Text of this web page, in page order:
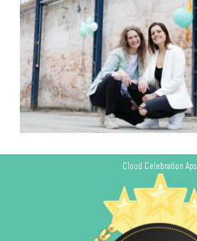
Cloud Celebration Aps